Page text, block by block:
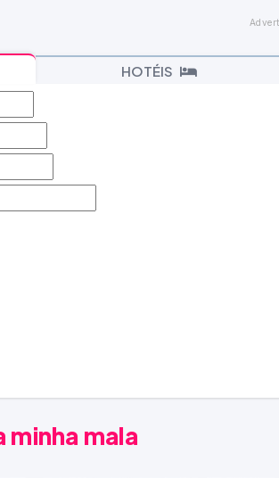
HOTÉIS
minha mala